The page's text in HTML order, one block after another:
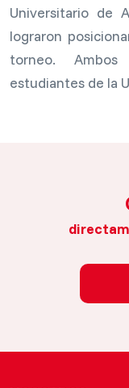
Universitario de
lograron
torneo.
estudiantes de la